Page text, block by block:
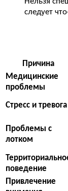
следует
Причина
Медицинские
проблемы
Стресс и тревога
Проблемы с
лотком
поведение
Привлечение